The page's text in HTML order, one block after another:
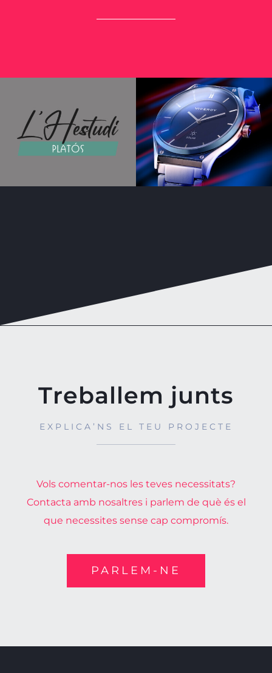
Treballem junts
EXPLICA’NS EL TEU PROJECTE
Vols comentar-nos les teves necessitats?
Contacta amb nosaltres i parlem de què és el
que necessites sense cap compromís.
PARLEM-NE